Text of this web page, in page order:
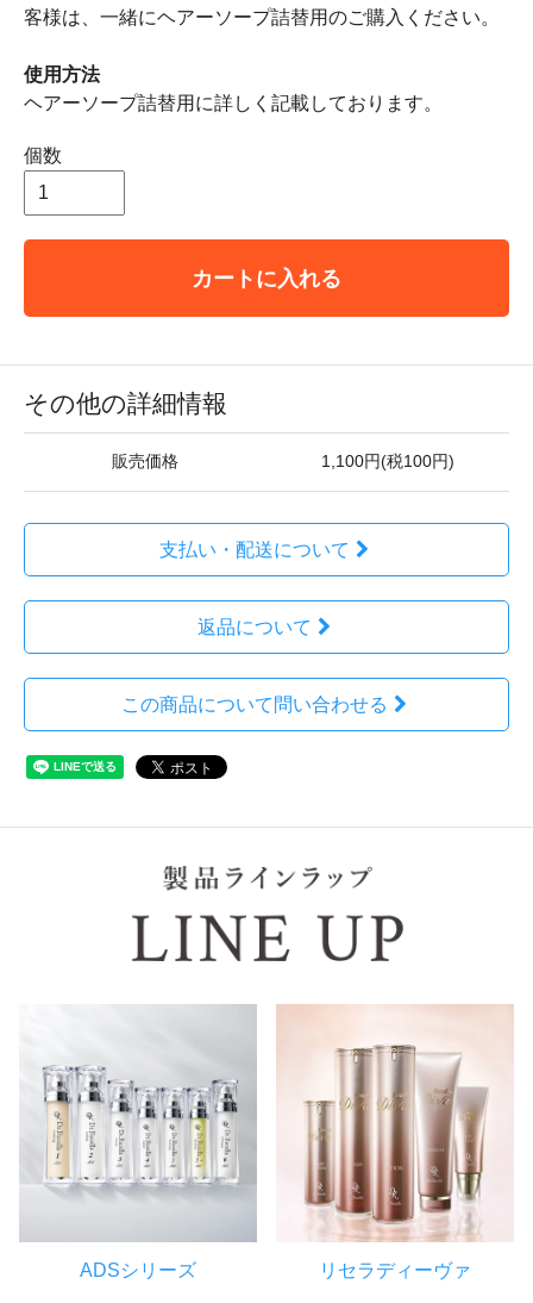
客様は、一緒にヘアーソープ詰替用のご購入ください。
使用方法
ヘアーソープ詰替用に詳しく記載しております。
個数
カートに入れる
その他の詳細情報
販売価格 1,100円(税100円)
支払い・配送について
返品について
この商品について問い合わせる
ADSシリーズ リセラディーヴァ